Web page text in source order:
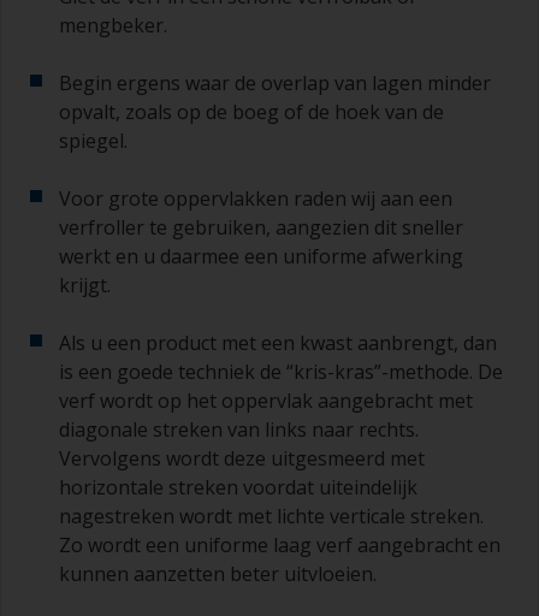
mengbeker.
Begin ergens waar de overlap van lagen minder
opvalt, zoals op de boeg of de hoek van de
spiegel.
Voor grote oppervlakken raden wij aan een
verfroller te gebruiken, aangezien dit sneller
werkt en u daarmee een uniforme afwerking
krijgt.
Als u een product met een kwast aanbrengt, dan
is een goede techniek de “kris-kras”-methode. De
verf wordt op het oppervlak aangebracht met
diagonale streken van links naar rechts.
Vervolgens wordt deze uitgesmeerd met
horizontale streken voordat uiteindelijk
nagestreken wordt met lichte verticale streken.
Zo wordt een uniforme laag verf aangebracht en
kunnen aanzetten beter uitvloeien.